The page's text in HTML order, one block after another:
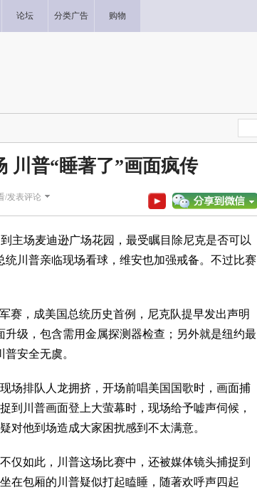
论坛 分类广告 购物
川普“睡著了”画面疯传
/发表评论
主场麦迪逊广场花园，最受瞩目除尼克是否可以
川普亲临现场看球，维安也加强戒备。不过比赛
赛，成美国总统历史首例，尼克队提早发出声明
级，包含需用金属探测器检查；另外就是纽约最
安全无虞。
现场排队人龙拥挤，开场前唱美国国歌时，画面捕
捉到川普画面登上大萤幕时，现场给予嘘声伺候，
疑对他到场造成大家困扰感到不太满意。
不仅如此，川普这场比赛中，还被媒体镜头捕捉到
坐在包厢的川普疑似打起瞌睡，随著欢呼声四起